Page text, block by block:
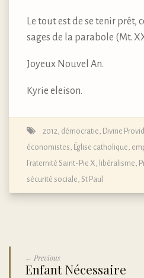
Le tout est de se tenir prêt,
sages de la parabole (Mt.
Joyeux Nouvel An.
Kyrie eleison.
2012 démocratie Divine
économistes Église catholique
Fraternité Saint-Pie X libéralisme
sécurité sociale St Paul
← Previous
Enfant Nécessaire